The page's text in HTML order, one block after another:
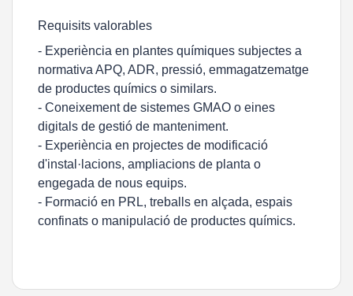
Requisits valorables
- Experiència en plantes químiques subjectes a
normativa APQ, ADR, pressió, emmagatzematge
de productes químics o similars.
- Coneixement de sistemes GMAO o eines
digitals de gestió de manteniment.
- Experiència en projectes de modificació
d'instal·lacions, ampliacions de planta o
engegada de nous equips.
- Formació en PRL, treballs en alçada, espais
confinats o manipulació de productes químics.